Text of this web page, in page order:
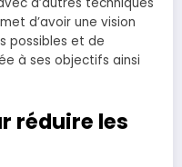
d’autres techniques
d’avoir une vision
possibles et de
à ses objectifs ainsi
réduire les